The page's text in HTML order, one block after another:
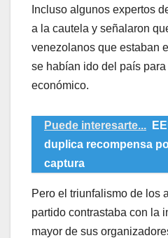
Incluso algunos expertos
a la cautela y señalaron
venezolanos que estaban
se habían ido del país
económico.
Puede interesarte...
duplica recompensa
captura
Pero el triunfalismo de los
partido contrastaba con la
mayor de sus